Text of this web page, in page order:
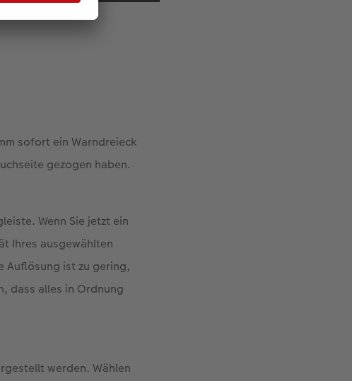
sofort ein Warndreieck
gezogen haben.
Wenn Sie jetzt ein
Ihres ausgewählten
Auflösung ist zu gering,
dass alles in Ordnung
werden. Wählen